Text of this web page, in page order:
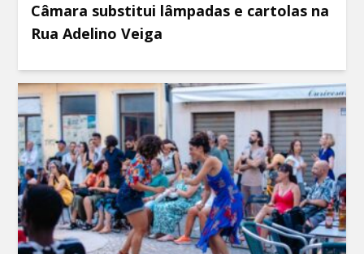
Câmara substitui lâmpadas e cartolas na
Rua Adelino Veiga